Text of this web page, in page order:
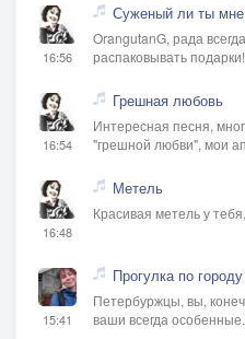
16:56
Суженый ли ты
OrangutanG, рада
распаковывать
16:54
Грешная любовь
Интересная песня,
"грешной любви", мои
16:48
Метель
Красивая метель у
15:41
Прогулка по городу
Петербуржцы, вы,
ваши всегда особенные.